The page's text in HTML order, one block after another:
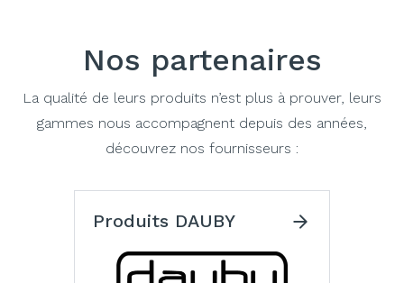
Nos partenaires
La qualité de leurs produits n’est plus à prouver, leurs
gammes nous accompagnent depuis des années,
découvrez nos fournisseurs :
Produits DAUBY